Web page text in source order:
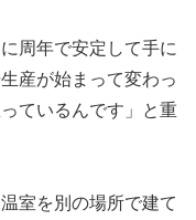
周年で安定して手に
産が始まって変わっ
ているんです」と重
室を別の場所で建て